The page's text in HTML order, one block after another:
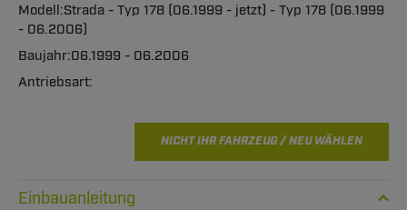
Strada - Typ 178 (06.1999 - jetzt) - Typ 178 (06.1999
- 06.2006)
06.1999 - 06.2006
NICHT IHR FAHRZEUG / NEU WÄHLEN
Einbauanleitung